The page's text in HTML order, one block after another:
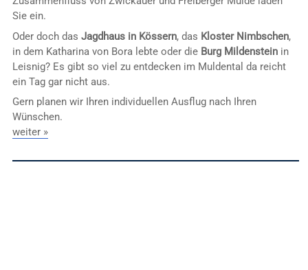
Sie ein.
Oder doch das Jagdhaus in Kössern, das Kloster Nimbschen,
in dem Katharina von Bora lebte oder die Burg Mildensteinin
Leisnig? Es gibt so viel zu entdecken im Muldental da reicht
ein Tag gar nicht aus.
Gern planen wir Ihren individuellen Ausflug nach Ihren
Wünschen.
weiter »